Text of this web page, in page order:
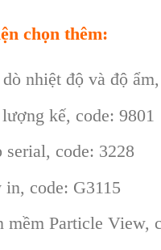
chọn thêm:
nhiệt độ và độ
kế, code: 9801
serial, code: 3228
in, code: G3115
mềm Particle View,